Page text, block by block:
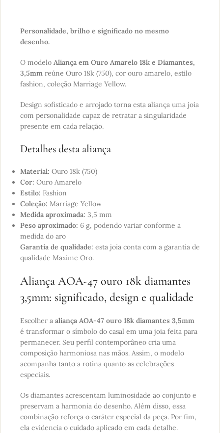
Personalidade, brilho e significado no mesmo
desenho.
O modelo Aliança em Ouro Amarelo 18k e Diamantes,
3,5mm reúne Ouro 18k (750), cor ouro amarelo, estilo
fashion, coleção Marriage Yellow.
Design sofisticado e arrojado torna esta aliança uma joia
com personalidade capaz de retratar a singularidade
presente em cada relação.
Detalhes desta aliança
Material: Ouro 18k (750)
Cor: Ouro Amarelo
Estilo: Fashion
Coleção: Marriage Yellow
Medida aproximada: 3,5 mm
Peso aproximado: 6 g, podendo variar conforme a
medida do aro
Garantia de qualidade: esta joia conta com a garantia de
qualidade Maxíme Oro.
Aliança AOA-47 ouro 18k diamantes
3,5mm: significado, design e qualidade
Escolher a aliança AOA-47 ouro 18k diamantes 3,5mm
é transformar o símbolo do casal em uma joia feita para
permanecer. Seu perfil contemporâneo cria uma
composição harmoniosa nas mãos. Assim, o modelo
acompanha tanto a rotina quanto as celebrações
especiais.
Os diamantes acrescentam luminosidade ao conjunto e
preservam a harmonia do desenho. Além disso, essa
combinação reforça o caráter especial da peça. Por fim,
ela evidencia o cuidado aplicado em cada detalhe.